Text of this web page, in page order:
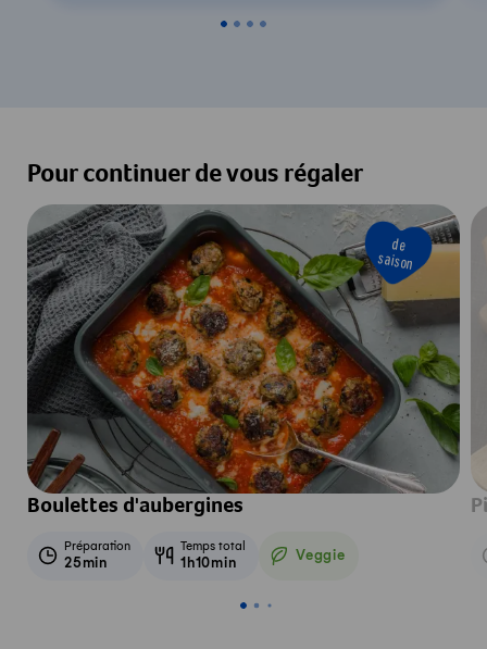
Pour continuer de vous régaler
de
saison
Boulettes d'aubergines
Préparation
25min
Temps total
1h10min Veggie
Veggie